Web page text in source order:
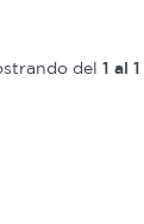
del 1 al 1